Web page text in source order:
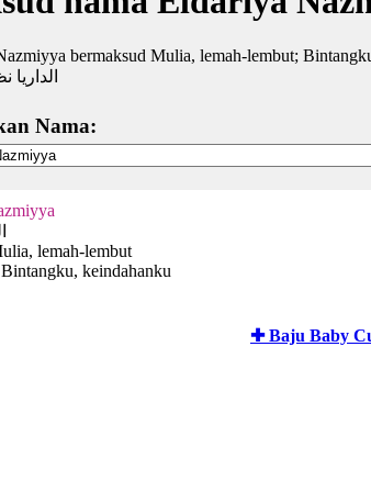
bermaksud Mulia, lemah-lembut;
الداريا
Nama:
lemah-lembut
keindahanku
✚ Baju Baby